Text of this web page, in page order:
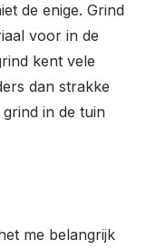
de enige. Grind
voor in de
kent vele
dan strakke
in de tuin
me belangrijk